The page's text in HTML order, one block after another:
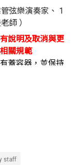
糖霜灑落聖誕點
號吹響《命運交
弦樂演奏家、 1
師 ）
說明及取消與更
關規範
蓋容器，並保持
，以利活動結束
行銷宣傳與藝文
朋友與音樂結緣
staff